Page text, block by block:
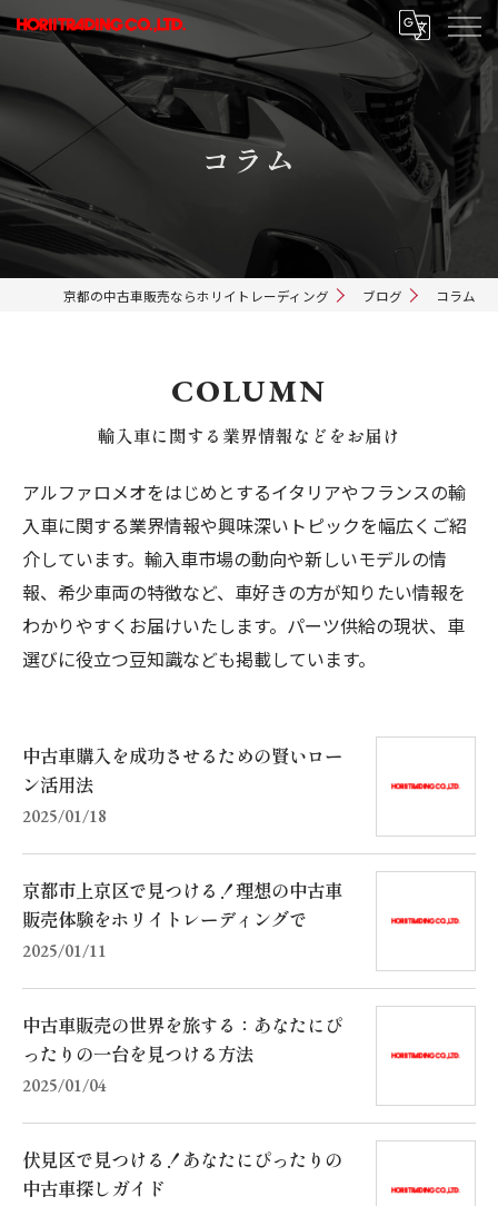
コラム
京都の中古車販売ならホリイトレーディング ブログ コラム
COLUMN
輸入車に関する業界情報などをお届け
アルファロメオをはじめとするイタリアやフランスの輸
入車に関する業界情報や興味深いトピックを幅広くご紹
介しています。輸入車市場の動向や新しいモデルの情
報、希少車両の特徴など、車好きの方が知りたい情報を
わかりやすくお届けいたします。パーツ供給の現状、車
選びに役立つ豆知識なども掲載しています。
中古車購入を成功させるための賢いロー
ン活用法
2025/01/18
京都市上京区で見つける！理想の中古車
販売体験をホリイトレーディングで
2025/01/11
中古車販売の世界を旅する：あなたにぴ
ったりの一台を見つける方法
2025/01/04
伏見区で見つける！あなたにぴったりの
中古車探しガイド